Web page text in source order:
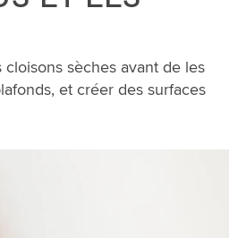
sèches avant de les
et créer des surfaces